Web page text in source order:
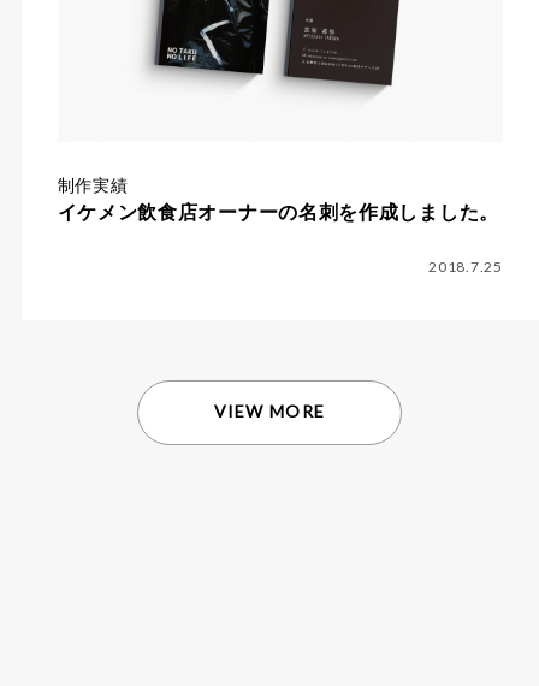
制作実績
イケメン飲食店オーナーの名刺を作成しました。
2018.7.25
VIEW MORE